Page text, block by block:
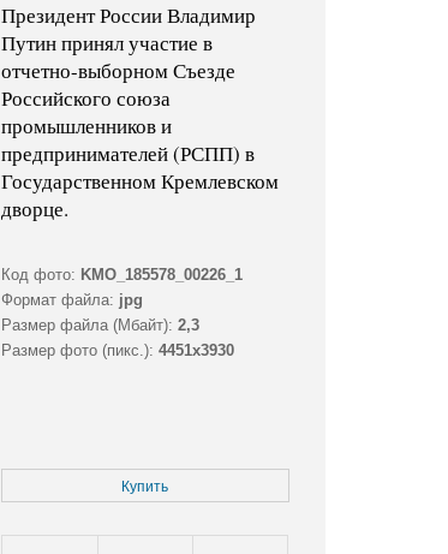
Президент России Владимир
Путин принял участие в
отчетно-выборном Съезде
Российского союза
промышленников и
предпринимателей (РСПП) в
Государственном Кремлевском
дворце.
Код фото: KMO_185578_00226_1
Формат файла: jpg
Размер файла (Мбайт): 2,3
Размер фото (пикс.): 4451x3930
Купить